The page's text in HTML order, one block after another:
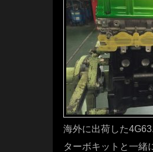
海外に出荷した
ターボキットと一緒